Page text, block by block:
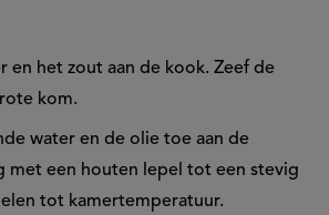
en het zout aan de kook. Zeef de
kom.
water en de olie toe aan de
met een houten lepel tot een stevig
tot kamertemperatuur.